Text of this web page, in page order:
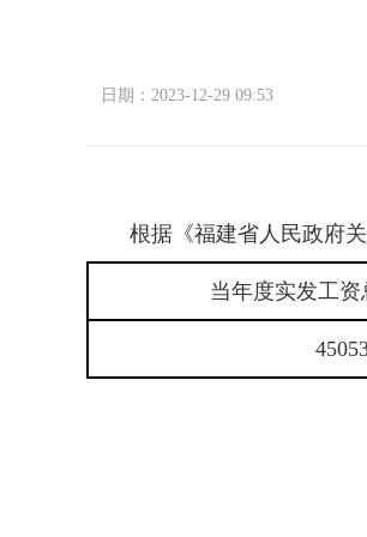
日期：2023-12-29 09:53
根据《福建省人民政府关
当年度实发工资